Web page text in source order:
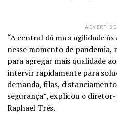
“A central dá mais agilidade
nesse momento de pandemia,
para agregar mais qualidade
intervir rapidamente para
demanda, filas,
segurança”, explicou o
Raphael Trés.